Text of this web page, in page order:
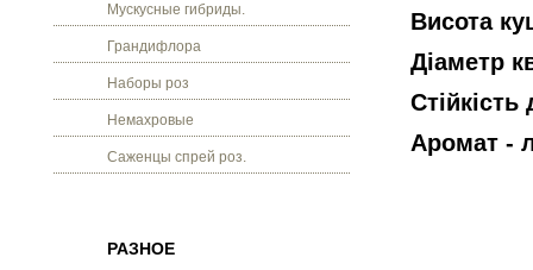
Мускусные гибриды.
Грандифлора
Наборы роз
Немахровые
Саженцы спрей роз.
РАЗНОЕ
Висота
Діаметр
Аромат -